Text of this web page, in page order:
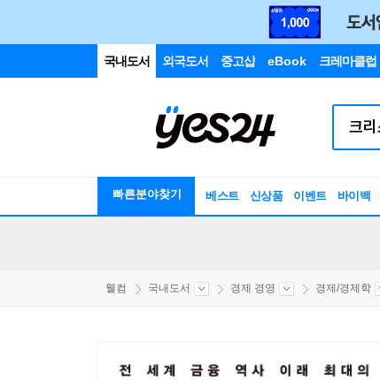
국내도서 외국도서 중고샵 eBook 크레마클럽
빠른분야찾기 베스트 신상품 이벤트 바이백
웰컴 국내도서 경제 경영 경제/경제학